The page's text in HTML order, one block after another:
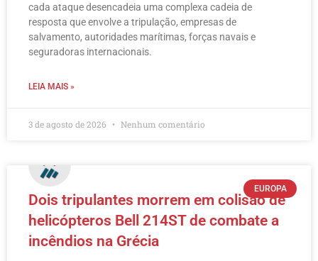
cada ataque desencadeia uma complexa cadeia de
resposta que envolve a tripulação, empresas de
salvamento, autoridades marítimas, forças navais e
seguradoras internacionais.
LEIA MAIS »
3 de agosto de 2026 Nenhum comentário
EUROPA
Dois tripulantes morrem em colisão de
helicópteros Bell 214ST de combate a
incêndios na Grécia